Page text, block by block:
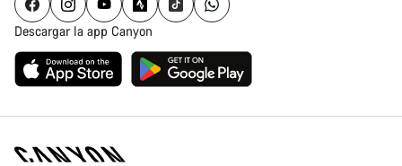
Descargar la app Canyon